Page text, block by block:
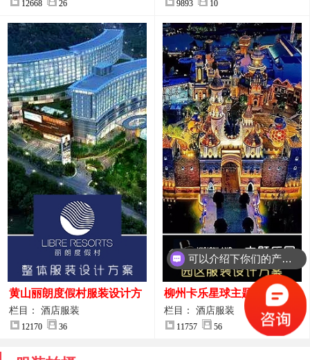
12668 26 9893 10
黄山丽朗度假村服装设计方
案
栏目： 酒店服装
12170 36
柳州卡乐星球主题乐园园区
服装设计方案
栏目： 酒店服装
11757 56
可以介绍下你们的产品么？
你们是怎么收费的呢？